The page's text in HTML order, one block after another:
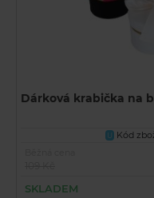
Dárková krabička na
U
Kód
SKLADEM